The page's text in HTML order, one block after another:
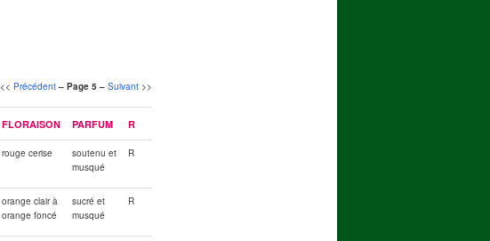
<< Précédent – Page 5 –Suivant >>
FLORAISON PARFUM R
rouge cerise
soutenu et
musqué
R
orange clair à
orange foncé
sucré et
musqué
R